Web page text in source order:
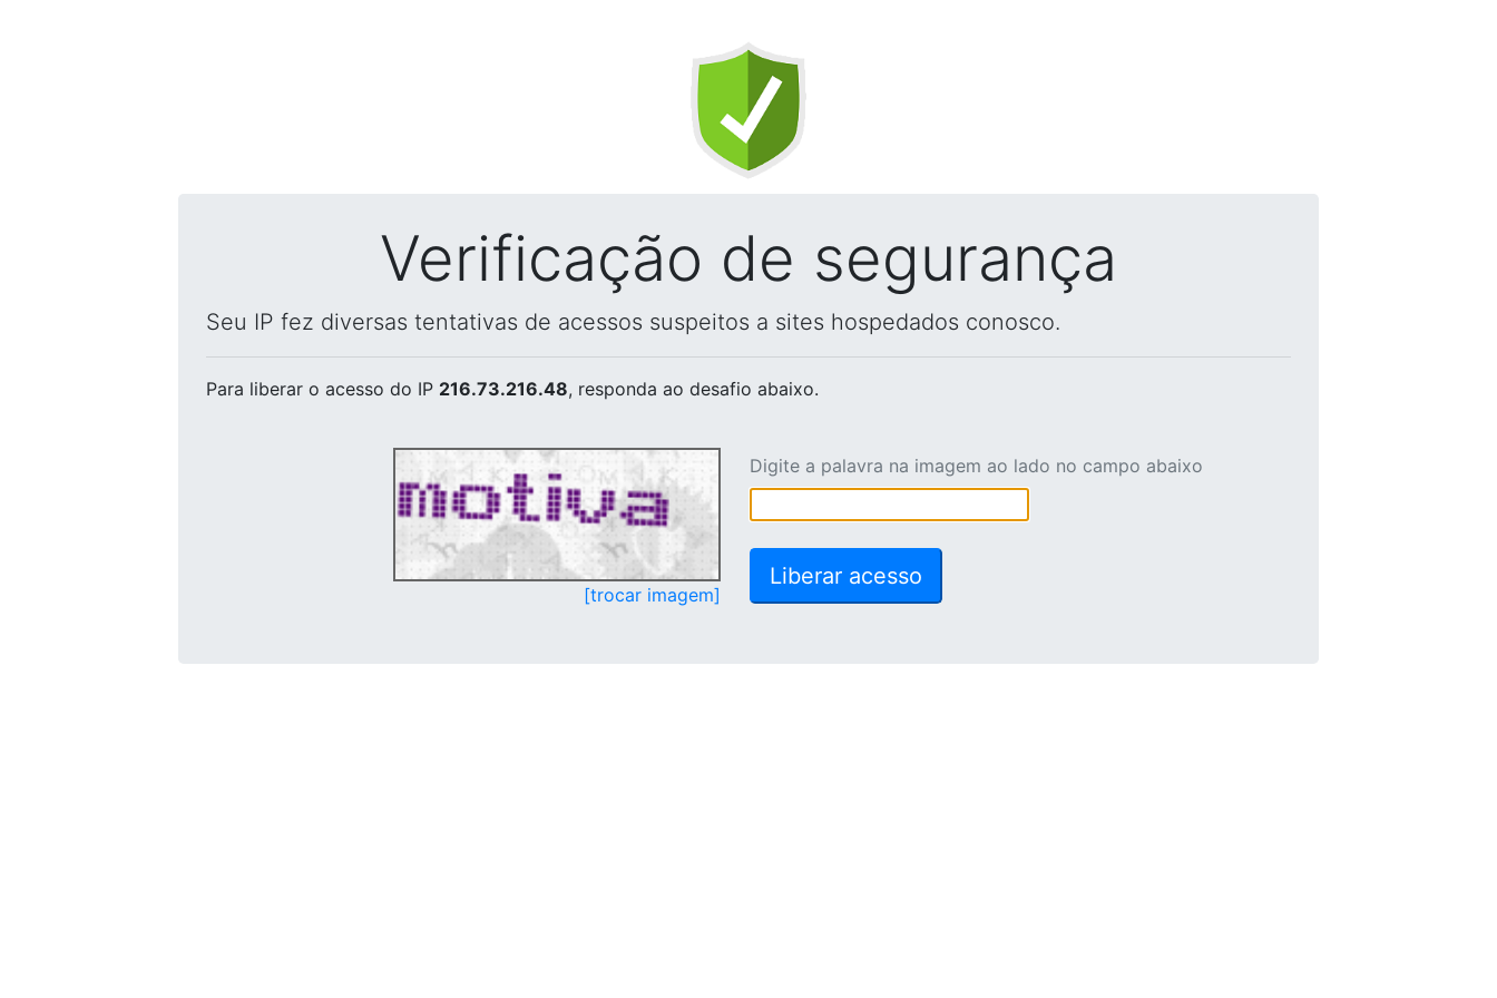
Verificação de segurança
Seu IP fez diversas tentativas de acessos suspeitos a sites hospedados conosco.
Para liberar o acesso do IP 216.73.216.48, responda ao desafio abaixo.
[trocar imagem]
Digite a palavra na imagem ao lado no campo abaixo